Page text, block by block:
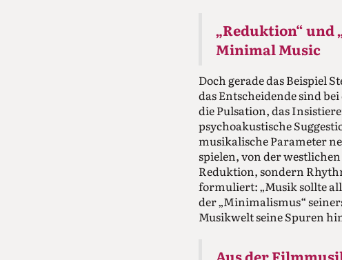
„Reduktion“ und
Minimal Music
Doch gerade das Beispiel
das Entscheidende sind
die Pulsation, das
psychoakustische
musikalische Parameter
spielen, von der
Reduktion, sondern
formuliert: „Musik sollte
der „Minimalismus“
Musikwelt seine Spuren